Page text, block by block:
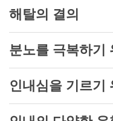
해탈의 결의
분노를 극복하기
인내심을 기르기